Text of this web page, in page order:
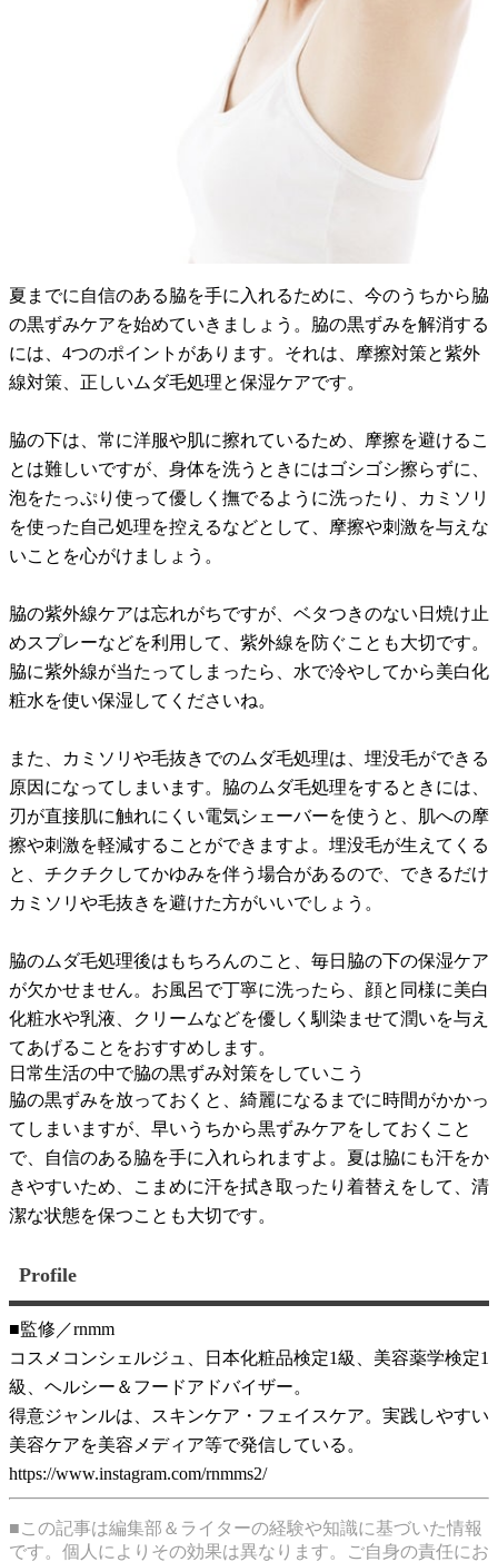
夏までに自信のある脇を手に入れるために、今のうちから脇
の黒ずみケアを始めていきましょう。脇の黒ずみを解消する
には、4つのポイントがあります。それは、摩擦対策と紫外
線対策、正しいムダ毛処理と保湿ケアです。
脇の下は、常に洋服や肌に擦れているため、摩擦を避けるこ
とは難しいですが、身体を洗うときにはゴシゴシ擦らずに、
泡をたっぷり使って優しく撫でるように洗ったり、カミソリ
を使った自己処理を控えるなどとして、摩擦や刺激を与えな
いことを心がけましょう。
脇の紫外線ケアは忘れがちですが、ベタつきのない日焼け止
めスプレーなどを利用して、紫外線を防ぐことも大切です。
脇に紫外線が当たってしまったら、水で冷やしてから美白化
粧水を使い保湿してくださいね。
また、カミソリや毛抜きでのムダ毛処理は、埋没毛ができる
原因になってしまいます。脇のムダ毛処理をするときには、
刃が直接肌に触れにくい電気シェーバーを使うと、肌への摩
擦や刺激を軽減することができますよ。埋没毛が生えてくる
と、チクチクしてかゆみを伴う場合があるので、できるだけ
カミソリや毛抜きを避けた方がいいでしょう。
脇のムダ毛処理後はもちろんのこと、毎日脇の下の保湿ケア
が欠かせません。お風呂で丁寧に洗ったら、顔と同様に美白
化粧水や乳液、クリームなどを優しく馴染ませて潤いを与え
てあげることをおすすめします。
日常生活の中で脇の黒ずみ対策をしていこう
脇の黒ずみを放っておくと、綺麗になるまでに時間がかかっ
てしまいますが、早いうちから黒ずみケアをしておくこと
で、自信のある脇を手に入れられますよ。夏は脇にも汗をか
きやすいため、こまめに汗を拭き取ったり着替えをして、清
潔な状態を保つことも大切です。
Profile
■監修／rnmm
コスメコンシェルジュ、日本化粧品検定1級、美容薬学検定1
級、ヘルシー＆フードアドバイザー。
得意ジャンルは、スキンケア・フェイスケア。実践しやすい
美容ケアを美容メディア等で発信している。
https://www.instagram.com/rnmms2/
■この記事は編集部＆ライターの経験や知識に基づいた情報
です。個人によりその効果は異なります。ご自身の責任にお